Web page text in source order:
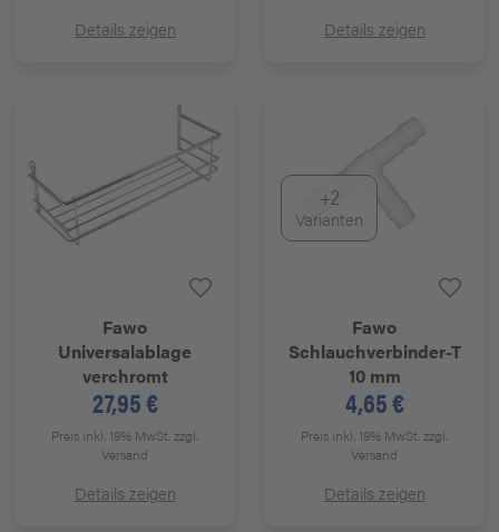
Details zeigen Details zeigen
Fawo
Universalablage
verchromt
27,95 €
Preis inkl. 19% MwSt.zzgl.
Versand
Details zeigen
+2
Varianten
Fawo
Schlauchverbinder-T
10 mm
4,65 €
Preis inkl. 19% MwSt.zzgl.
Versand
Details zeigen